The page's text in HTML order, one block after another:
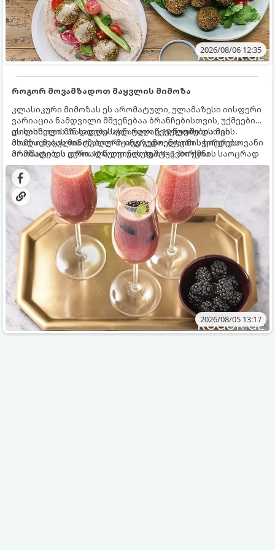
2026/08/06 12:35
როგორ მოვამზადოთ მაყვლის მიმოზა
კლასიკური მიმოზას ეს არომატული, ულამაზესი იისფერი
ვარიაცია ნამდვილი მშვენებაა ბრანჩებისთვის, უქმეების
დილისთვის ან სადღესასწაულო წვეულებებისთვის.
ახალი მაყვლის ტკბილ-მჟავე გემო, ლაიმის ციტრუსოვანი
არომატი და ცქრიალა ღვინის ბუშტუკები ქმნის საოცრად
დახვეწილ და მაგრილებელ კოქტეილს.
ეს სასმელი მზადდება სულ რაღაც 10 წუთში და მის
მომზადებას მინიმალური ინგრედიენტები სჭირდება.
მომზადების დრო: 10 წუთი ულუფა: 4–6 პორცია
2026/08/05 13:17